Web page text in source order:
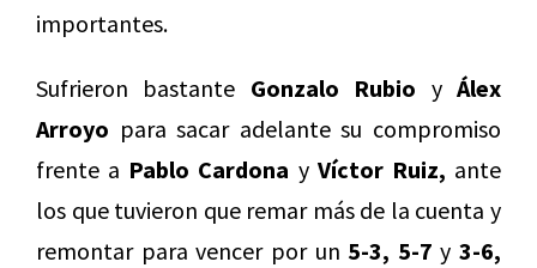
importantes.
Sufrieron bastante Gonzalo Rubio yÁlex
Arroyo para sacar adelante su compromiso
frente a Pablo Cardona yVíctor Ruiz, ante
los que tuvieron que remar más de la cuenta y
remontar para vencer por un 5-3, 5-7 y 3-6,